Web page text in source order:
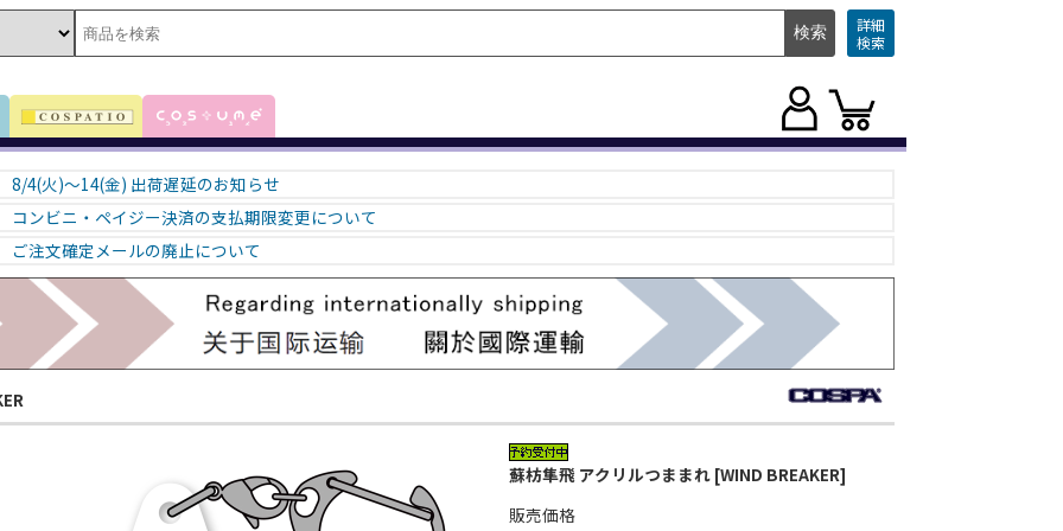
詳細
検索
8/4(火)～14(金) 出荷遅延のお知らせ
コンビニ・ペイジー決済の支払期限変更について
ご注文確定メールの廃止について
蘇枋隼飛 アクリルつままれ [WIND BREAKER]
販売価格